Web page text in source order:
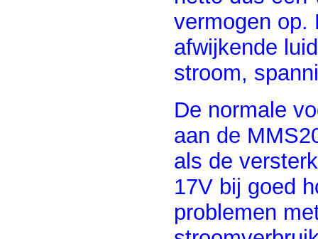
vermogen op.
afwijkende
stroom,
De normale
aan de
als de
17V bij goed
problemen